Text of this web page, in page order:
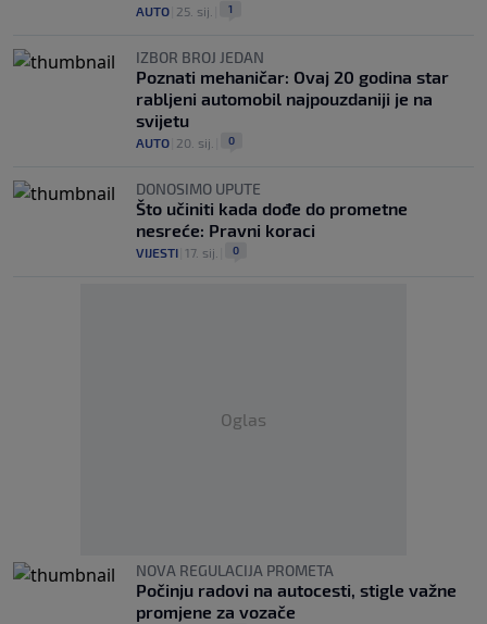
AUTO 25. sij. 1
IZBOR BROJ JEDAN
Poznati mehaničar: Ovaj 20 godina star
rabljeni automobil najpouzdaniji je na
svijetu
AUTO 20. sij. 0
DONOSIMO UPUTE
Što učiniti kada dođe do prometne
nesreće: Pravni koraci
VIJESTI 17. sij. 0
Oglas
NOVA REGULACIJA PROMETA
Počinju radovi na autocesti, stigle važne
promjene za vozače